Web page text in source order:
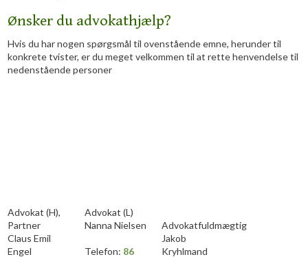
Ønsker du advokathjælp?
Hvis du har nogen spørgsmål til ovenstående emne, herunder til
konkrete tvister, er du meget velkommen til at rette henvendelse til
nedenstående personer
​​​Advokat (H),
Partner
Claus Emil
Engel
​​Advokat (L)
Nanna Nielsen
​Telefon: 86
Advokatfuldmægtig
Jakob
Kryhlmand